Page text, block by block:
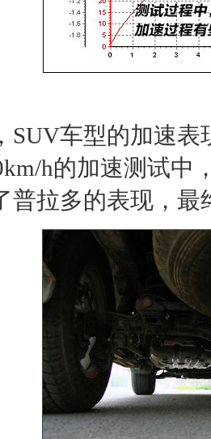
SUV车型的加速表
h的加速测试中
普拉多的表现，最